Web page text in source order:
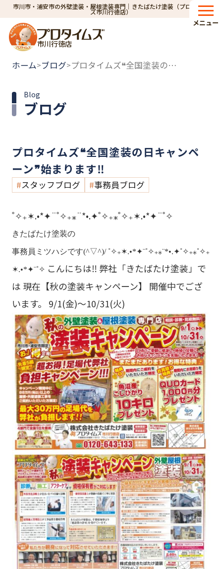
市川市・浦安市の外壁塗装・屋根塗装専門｜きたばたけ塗装（プロタイム
ズ市川行徳店）
市川行徳店
メニュー
ホーム>ブログ> プロタイムズ❝全国塗装の日キャンペーン❞始まります‼
ブログ
Blog
プロタイムズ❝全国塗装の日キャンペ
ーン❞始まります‼
スタッフブログ 事務員ブログ
˚✧₊✶.•*✦¨˚✧₊⁎¨*•.✦˚✧₊⁎˚✧₊✶.•*✦¨˚✧
きたばたけ塗装の
事務員ミツハシです(^▽^)/ ˚✧₊✶.•*✦¨˚✧₊⁎¨*•.✦˚✧₊⁎˚✧₊
✶.•*✦¨˚✧ こんにちは‼ 弊社「きたばたけ塗装」で
は 現在【秋の塗装キャンペーン】 開催中でござ
います。 9/1(金)～10/31(火)